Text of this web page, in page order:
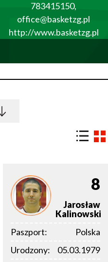
783415150,
office@basketzg.pl
http://www.basketzg.pl
8
Jarosław
Kalinowski
Paszport:
Polska
Urodzony:
05.03.1979